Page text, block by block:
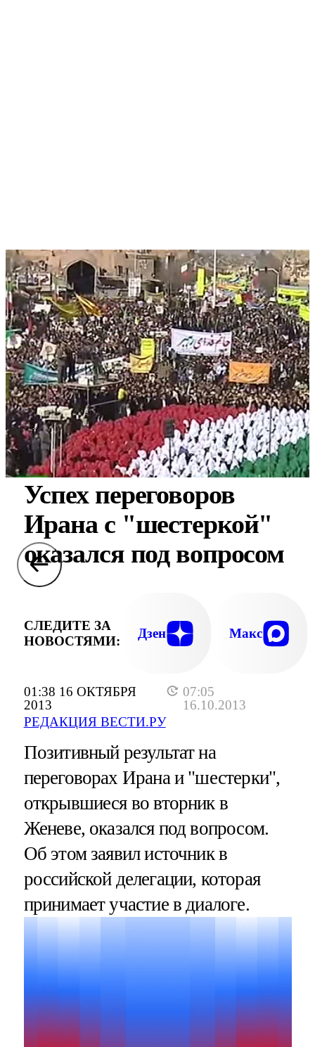
01:38 16 ОКТЯБРЯ
2013
07:05
16.10.2013
РЕДАКЦИЯ ВЕСТИ.РУ
Успех переговоров
Ирана с "шестеркой"
оказался под вопросом
СЛЕДИТЕ ЗА
НОВОСТЯМИ:
Дзен Макс
Позитивный результат на
переговорах Ирана и "шестерки",
открывшиеся во вторник в
Женеве, оказался под вопросом.
Об этом заявил источник в
российской делегации, которая
принимает участие в диалоге.